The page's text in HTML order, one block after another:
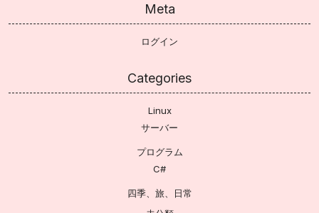
Meta
ログイン
Categories
Linux
サーバー
プログラム
C#
四季、旅、日常